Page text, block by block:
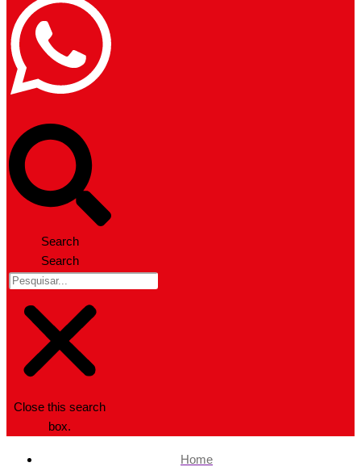
Search
Search
Close this search
box.
Home